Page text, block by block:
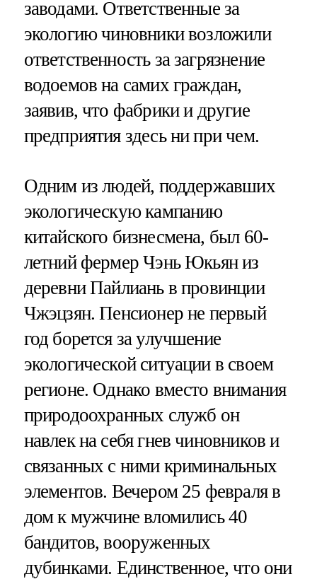
заводами. Ответственные за
экологию чиновники возложили
ответственность за загрязнение
водоемов на самих граждан,
заявив, что фабрики и другие
предприятия здесь ни при чем.
Одним из людей, поддержавших
экологическую кампанию
китайского бизнесмена, был 60-
летний фермер Чэнь Юкьян из
деревни Пайлиань в провинции
Чжэцзян. Пенсионер не первый
год борется за улучшение
экологической ситуации в своем
регионе. Однако вместо внимания
природоохранных служб он
навлек на себя гнев чиновников и
связанных с ними криминальных
элементов. Вечером 25 февраля в
дом к мужчине вломились 40
бандитов, вооруженных
дубинками. Единственное, что они